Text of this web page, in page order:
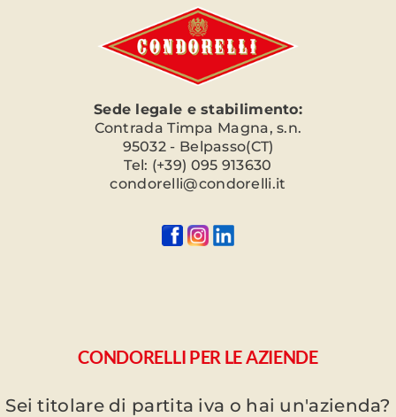
Sede legale e stabilimento:
Contrada Timpa Magna, s.n.
95032 - Belpasso(CT)
Tel: (+39) 095 913630
condorelli@condorelli.it
CONDORELLI PER LE AZIENDE
Sei titolare di partita iva o hai un'azienda?